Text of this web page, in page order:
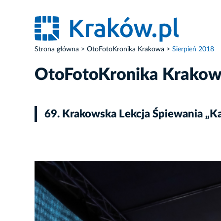
Strona główna OtoFotoKronika Krakowa Sierpień 2018
OtoFotoKronika
69. Krakowska Lekcja Śpiewania